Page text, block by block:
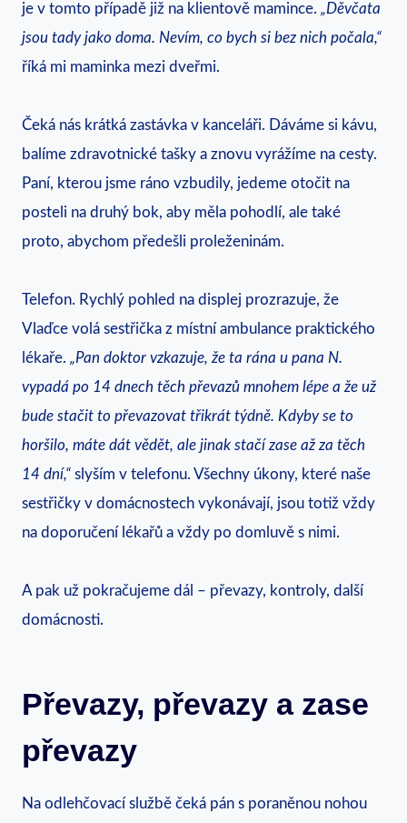
je v tomto případě již na klientově mamince. „Děvčata
jsou tady jako doma. Nevím, co bych si bez nich počala,“
říká mi maminka mezi dveřmi.
Čeká nás krátká zastávka v kanceláři. Dáváme si kávu,
balíme zdravotnické tašky a znovu vyrážíme na cesty.
Paní, kterou jsme ráno vzbudily, jedeme otočit na
posteli na druhý bok, aby měla pohodlí, ale také
proto, abychom předešli proleženinám.
Telefon. Rychlý pohled na displej prozrazuje, že
Vlaďce volá sestřička z místní ambulance praktického
lékaře. „Pan doktor vzkazuje, že ta rána u pana N.
vypadá po 14 dnech těch převazů mnohem lépe a že už
bude stačit to převazovat třikrát týdně. Kdyby se to
horšilo, máte dát vědět, ale jinak stačí zase až za těch
14 dní,“ slyším v telefonu. Všechny úkony, které naše
sestřičky v domácnostech vykonávají, jsou totiž vždy
na doporučení lékařů a vždy po domluvě s nimi.
A pak už pokračujeme dál – převazy, kontroly, další
domácnosti.
Převazy, převazy a zase
převazy
Na odlehčovací službě čeká pán s poraněnou nohou